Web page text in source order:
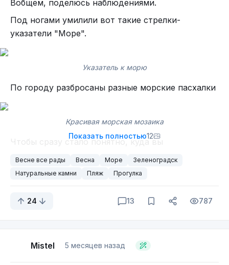
Вобщем, поделюсь наблюдениями.
Под ногами умилили вот такие стрелки-
указатели "Море".
Указатель к морю
По городу разбросаны разные морские пасхалки
Красивая морская мозаика
Чтобы сразу стало понятно, куда вы
направляетесь.
Наконец выходите на набережную. И тут, хоть и
Показать полностью12
Весне все рады Весна Море
Зеленоградск
Натуральные камни
Пляж Прогулка
24 13 787
Mistel 5 месяцев назад